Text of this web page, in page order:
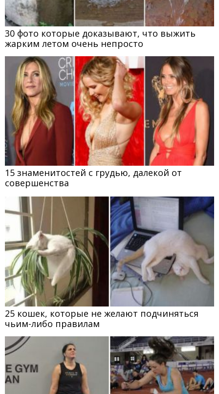
30 фото которые доказывают, что выжить
жарким летом очень непросто
15 знаменитостей с грудью, далекой от
совершенства
25 кошек, которые не желают подчиняться
чьим-либо правилам